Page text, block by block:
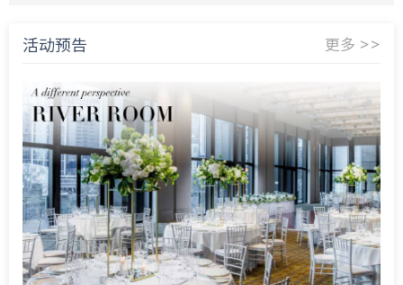
活动预告 更多 >>